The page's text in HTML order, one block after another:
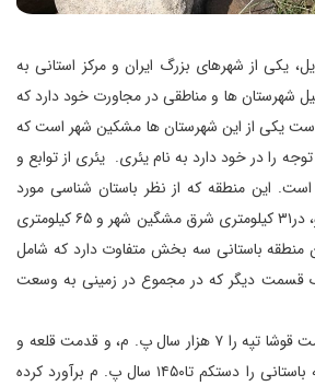
یکی از شهرهای بزرگ ایران و مرکز استانی به
شهرستان ها و مناطقی در مجاورت خود دارد که
است یکی از این شهرستان ها مشکین شهر است که
را در خود دارد به نام یئری. یئری از توابع و
این منطقه که از نظر باستان شناسی مورد
توجه است کنار رود قره سو، در۳۱ کیلومتری شرق مشگین شهر و ۶۵ کیلومتری
منطقه باستانی سه بخش متفاوت دارد که شامل
قسمت دیگر که در مجموع در زمینی به وسعت
محققان باستان شناس قدمت قوشا تپه را ۷ هزار سال پ. م، و قدمت قلعه و
آن بخش دیگر این محوطه باستانی را دستکم تا۱۴۵۰ سال پ. م برآورد کرده